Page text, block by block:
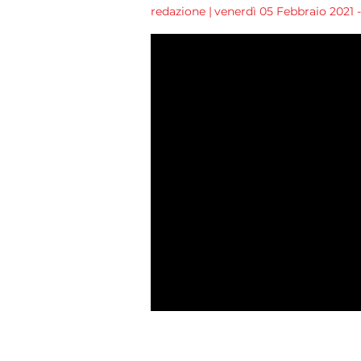
redazione | venerdì 05 Febbraio 2021 -